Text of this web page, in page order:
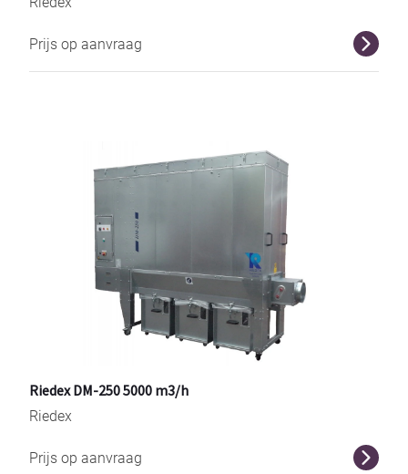
Prijs op aanvraag r
Riedex DM-250 5000 m3/h
Riedex
Prijs op aanvraag r